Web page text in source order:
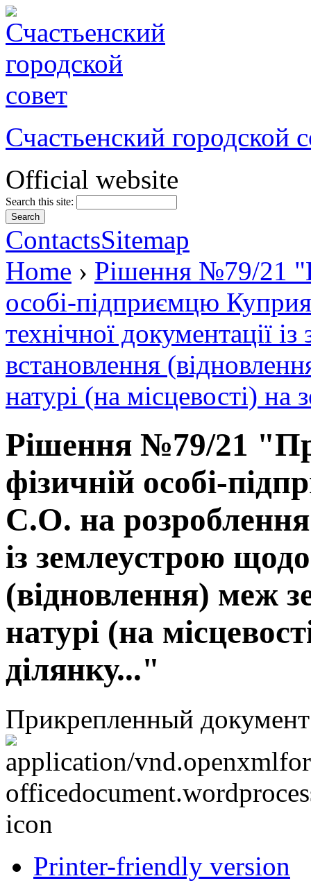
Счастьенский городской
Official website
Search this site:
ContactsSitemap
Home › Рішення №79/21
особі-підприємцю
технічної документації
встановлення
натурі (на місцевості) на
Рішення №79/21
фізичній особі-
С.О. на розроблення
із землеустрою
(відновлення) меж
натурі (на
ділянку..."
Прикрепленный
Printer-friendly version